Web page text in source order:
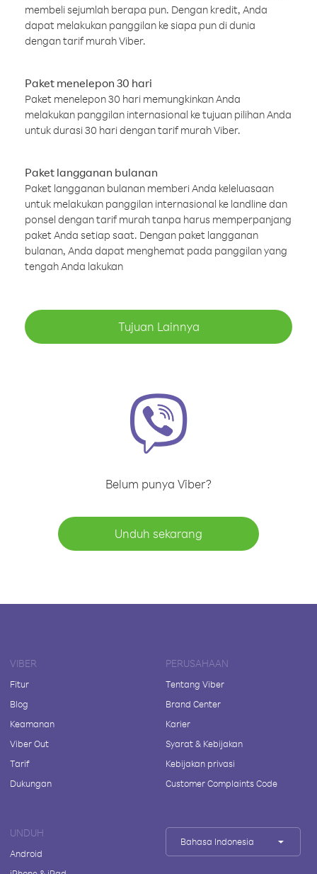
membeli sejumlah berapa pun. Dengan kredit, Anda
dapat melakukan panggilan ke siapa pun di dunia
dengan tarif murah Viber.
Paket menelepon 30 hari
Paket menelepon 30 hari memungkinkan Anda
melakukan panggilan internasional ke tujuan pilihan Anda
untuk durasi 30 hari dengan tarif murah Viber.
Paket langganan bulanan
Paket langganan bulanan memberi Anda keleluasaan
untuk melakukan panggilan internasional ke landline dan
ponsel dengan tarif murah tanpa harus memperpanjang
paket Anda setiap saat. Dengan paket langganan
bulanan, Anda dapat menghemat pada panggilan yang
tengah Anda lakukan
Tujuan Lainnya
Belum punya Viber?
Unduh sekarang
VIBER
Fitur
Blog
Keamanan
Viber Out
Tarif
Dukungan
PERUSAHAAN
Tentang Viber
Brand Center
Karier
Syarat & Kebijakan
Kebijakan privasi
Customer Complaints Code
UNDUH
Android
Bahasa Indonesia